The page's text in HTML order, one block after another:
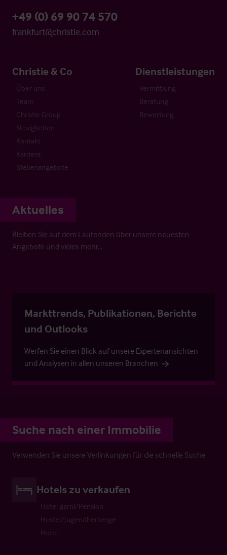
+49 (0) 69 90 74 570
frankfurt@christie.com
Christie & Co
Über uns
Team
Christie Group
Neuigkeiten
Kontakt
Karriere
Stellenangebote
Dienstleistungen
Vermittlung
Beratung
Bewertung
Aktuelles
Bleiben Sie auf dem Laufenden über unsere neuesten
Angebote und vieles mehr…
Markttrends, Publikationen, Berichte
und Outlooks
Werfen Sie einen Blick auf unsere Expertenansichten
und Analysen in allen unseren Branchen
Suche nach einer Immobilie
Verwenden Sie unsere Verlinkungen für die schnelle Suche
Hotels zu verkaufen
Hotel garni/Pension
Hostel/Jugendherberge
Hotel